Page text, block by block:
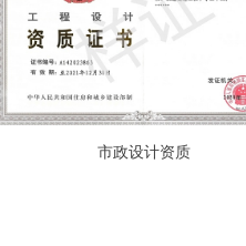
市政设计资质